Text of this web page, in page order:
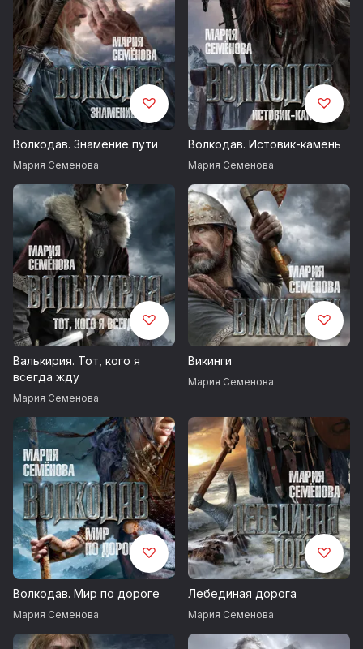
Волкодав. Знамение пути
Мария Семенова
Волкодав. Истовик-камень
Мария Семенова
Валькирия. Тот, кого я
всегда жду
Мария Семенова
Викинги
Мария Семенова
Волкодав. Мир по дороге
Мария Семенова
Лебединая дорога
Мария Семенова